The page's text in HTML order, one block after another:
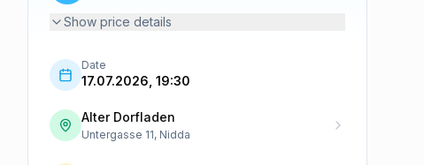
Show price details
Date
17.07.2026, 19:30
Alter Dorfladen
Untergasse 11, Nidda